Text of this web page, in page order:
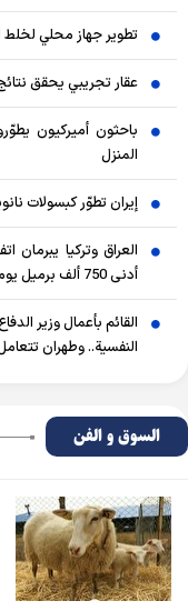
تطوير جهاز محلي لخلط
عقار تجريبي يحقق
باحثون أميركيون
المنزل
إيران تطوّر كبسولات
العراق وتركيا يبرمان
أدنى 750 ألف برميل يومياً
القائم بأعمال وزير
النفسية.. وطهران
السوق و الفن